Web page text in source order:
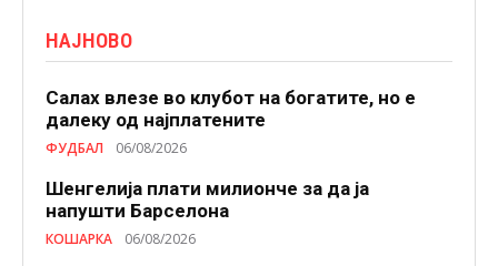
НАЈНОВО
Салах влезе во клубот на богатите, но е
далеку од најплатените
ФУДБАЛ 06/08/2026
Шенгелија плати милионче за да ја
напушти Барселона
КОШАРКА 06/08/2026